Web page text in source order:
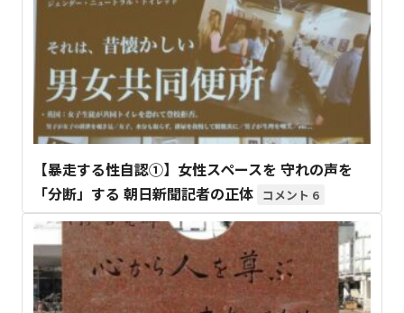
【暴走する性自認①】女性スペースを 守れの声を
「分断」する 朝日新聞記者の正体
6